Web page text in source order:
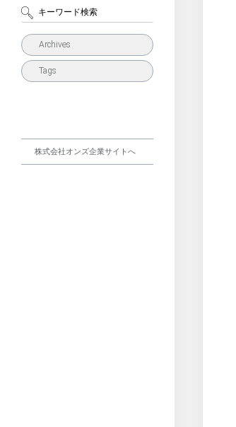
Archives
Tags
株式会社オンズ企業サイトへ